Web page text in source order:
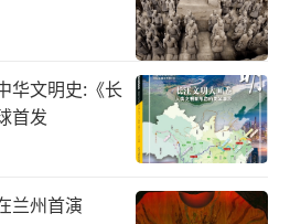
京山水文园保利大厦举办
红中国画作品展”。
国美术馆举办了“逐写春
作品展”。由中国文联指
、清华大学美术学院、中
华文明史:《长
首发
兰州首演